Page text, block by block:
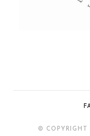
© COPYRIGHT